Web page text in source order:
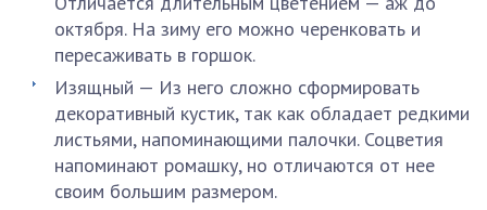
октября. На зиму его можно черенковать и
пересаживать в горшок.
Изящный — Из него сложно сформировать
декоративный кустик, так как обладает редкими
листьями, напоминающими палочки. Соцветия
напоминают ромашку, но отличаются от нее
своим большим размером.